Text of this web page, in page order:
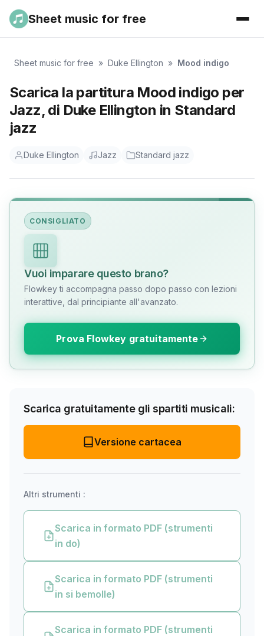
Sheet music for free
Sheet music for free » Duke Ellington » Mood indigo
Scarica la partitura Mood indigo per
Jazz, di Duke Ellington in Standard
jazz
Duke Ellington Jazz Standard jazz
CONSIGLIATO
Vuoi imparare questo brano?
Flowkey ti accompagna passo dopo passo con lezioni
interattive, dal principiante all'avanzato.
Prova Flowkey gratuitamente
Scarica gratuitamente gli spartiti musicali:
Versione cartacea
Altri strumenti :
Scarica in formato PDF (strumenti
in do)
Scarica in formato PDF (strumenti
in si bemolle)
Scarica in formato PDF (strumenti